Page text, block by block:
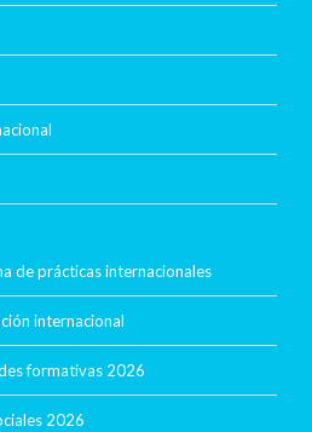
de prácticas internacionales
internacional
formativas 2026
2026